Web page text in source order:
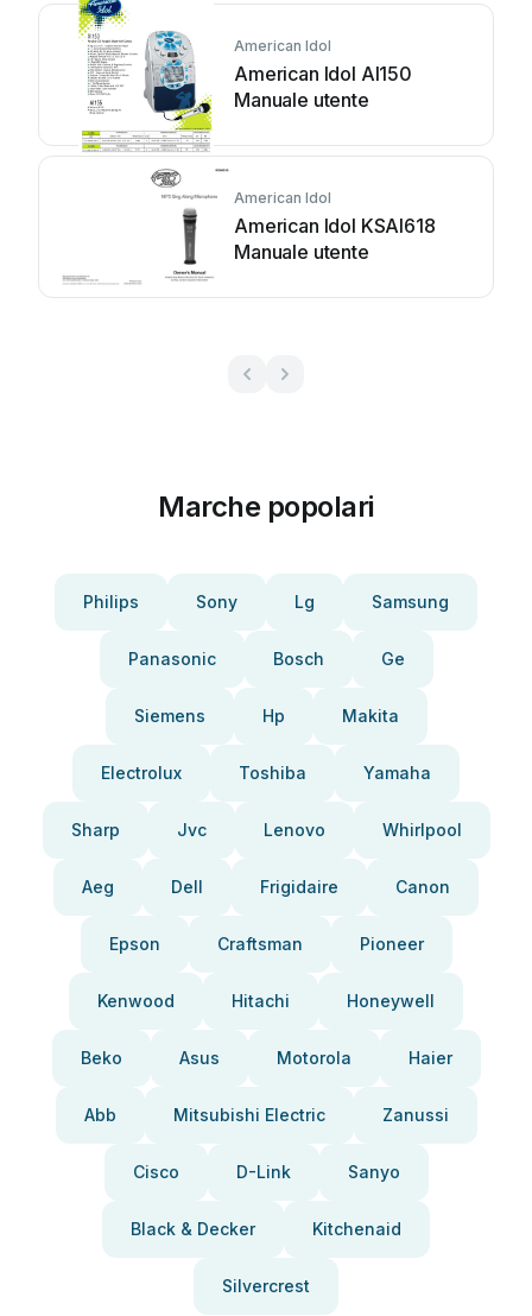
American Idol
American Idol AI150
Manuale utente
American Idol
American Idol KSAI618
Manuale utente
Marche popolari
Philips Sony Lg Samsung
Panasonic Bosch Ge
Siemens Hp Makita
Electrolux Toshiba Yamaha
Sharp Jvc Lenovo Whirlpool
Aeg Dell Frigidaire Canon
Epson Craftsman Pioneer
Kenwood Hitachi Honeywell
Beko Asus Motorola Haier
Abb Mitsubishi Electric Zanussi
Cisco D-Link Sanyo
Black & Decker Kitchenaid
Silvercrest